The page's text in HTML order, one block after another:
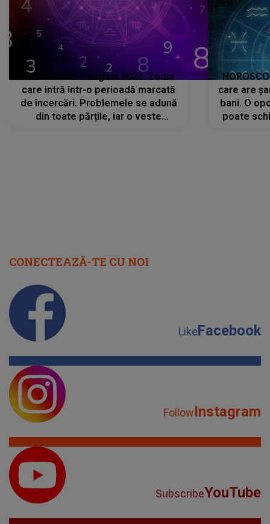
HOROSCOP 7 august 2026. Zodia
care intră într-o perioadă marcată
de încercări. Problemele se adună
din toate părțile, iar o veste
care are
bani. O
poate
CONECTEAZĂ-TE CU NOI
LikeFacebook
FollowInstagram
SubscribeYouTube